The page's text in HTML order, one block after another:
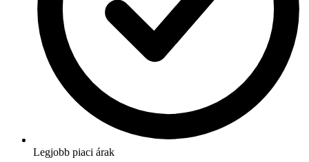
Legjobb piaci árak